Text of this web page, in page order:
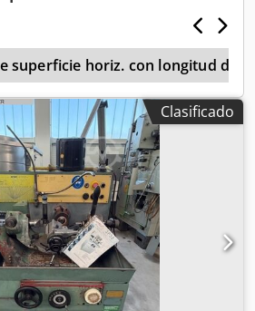
superficie horiz. con longitud de
Clasificado